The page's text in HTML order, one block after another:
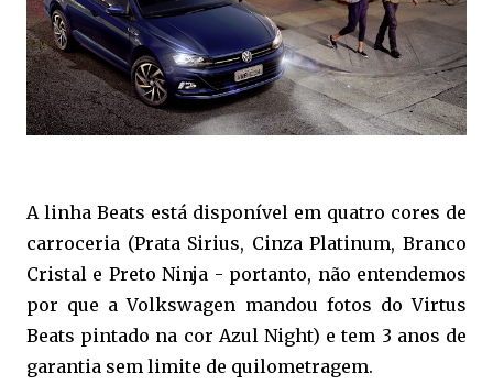
A linha Beats está disponível em quatro cores de
carroceria (Prata Sirius, Cinza Platinum, Branco
Cristal e Preto Ninja - portanto, não entendemos
por que a Volkswagen mandou fotos do Virtus
Beats pintado na cor Azul Night) e tem 3 anos de
garantia sem limite de quilometragem.